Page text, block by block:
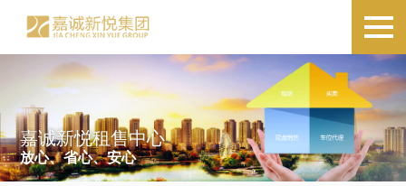
嘉诚新悦租售中心
放心、省心、安心